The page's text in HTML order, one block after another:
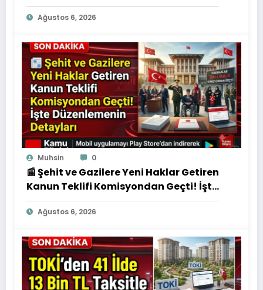
Ağustos 6, 2026
Muhsin 0
📰 Şehit ve Gazilere Yeni Haklar Getiren
Kanun Teklifi Komisyondan Geçti! İşte
Düzenlemenin Detayları
Ağustos 6, 2026